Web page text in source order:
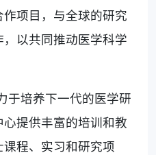
项目，与全球的研究
以共同推动医学科学
于培养下一代的医学研
提供丰富的培训和教
程、实习和研究项